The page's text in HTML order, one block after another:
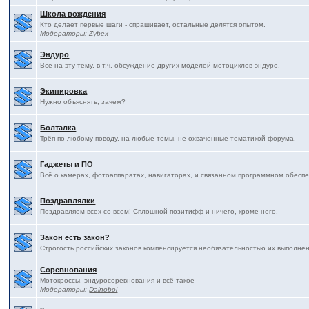
Школа вождения
Кто делает первые шаги - спрашивает, остальные делятся опытом.
Модераторы:Zybex
Эндуро
Всё на эту тему, в т.ч. обсуждение других моделей мотоциклов эндуро.
Экипировка
Нужно объяснять, зачем?
Болталка
Трёп по любому поводу, на любые темы, не охваченные тематикой форума.
Гаджеты и ПО
Всё о камерах, фотоаппаратах, навигаторах, и связанном программном
Поздравлялки
Поздравляем всех со всем! Сплошной позитифф и ничего, кроме него.
Закон есть закон?
Строгость российских законов компенсируется необязательностью их
Соревнования
Мотокроссы, эндуросоревнования и всё такое
Модераторы:Dalnoboi